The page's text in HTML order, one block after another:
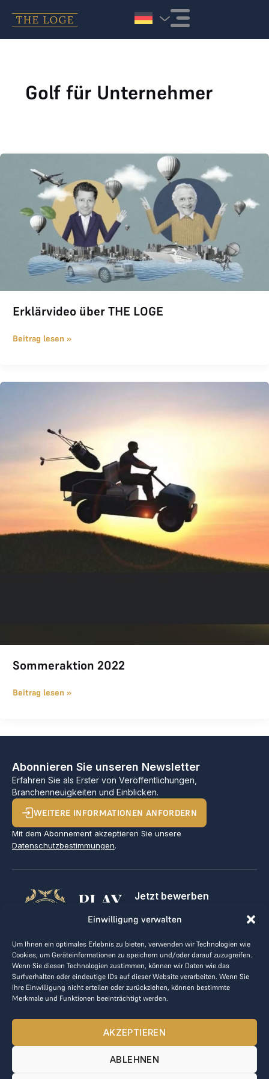
Einwilligung verwalten
Um Ihnen ein optimales Erlebnis zu bieten, verwenden wir Technologien wie
Cookies, um Geräteinformationen zu speichern und/oder darauf zuzugreifen.
Wenn Sie diesen Technologien zustimmen, können wir Daten wie das
Surfverhalten oder eindeutige IDs auf dieser Website verarbeiten. Wenn Sie
Ihre Einwilligung nicht erteilen oder zurückziehen, können bestimmte
Merkmale und Funktionen beeinträchtigt werden.
AKZEPTIEREN
ABLEHNEN
Golf für Unternehmer
Erklärvideo über THE LOGE
Beitrag lesen »
Sommeraktion 2022
Beitrag lesen »
Abonnieren Sie unseren Newsletter
Erfahren Sie als Erster von Veröffentlichungen,
Branchenneuigkeiten und Einblicken.
WEITERE INFORMATIONEN ANFORDERN
Mit dem Abonnement akzeptieren Sie unsere
Datenschutzbestimmungen.
PLAY
GOLF,
MAKE
BUSINESS
Jetzt bewerben
Kontakt
AGB
Datenrichtlinie
kontakt@the-loge.com
Unser freundliches Team hilft Ihnen gerne weiter.
Mo-Fr von 8:00 bis 17:00 Uhr.